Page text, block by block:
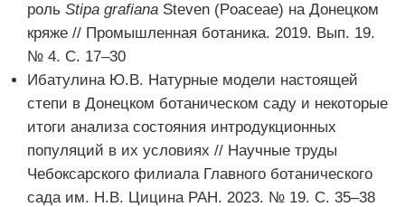
роль Stipa grafiana Steven (Poaceae) на Донецком
кряже // Промышленная ботаника. 2019. Вып. 19.
№ 4. С. 17–30
Ибатулина Ю.В. Натурные модели настоящей
степи в Донецком ботаническом саду и некоторые
итоги анализа состояния интродукционных
популяций в их условиях // Научные труды
Чебоксарского филиала Главного ботанического
сада им. Н.В. Цицина РАН. 2023. № 19. С. 35–38